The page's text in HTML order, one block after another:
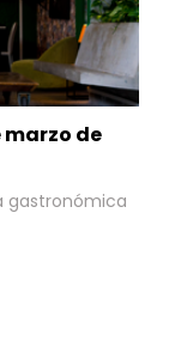
marzo de
gastronómica